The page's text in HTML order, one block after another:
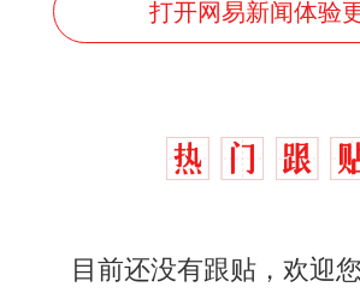
打开网易新闻体验
目前还没有跟贴，欢迎